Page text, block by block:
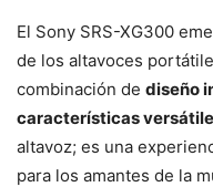
El Sony SRS-XG300
de los altavoces
combinación de diseño
características
altavoz; es una
para los amantes de la